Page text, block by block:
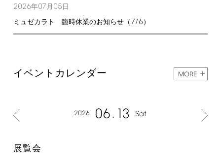
2026年07月 05日
ミュゼカラト 臨時休業のお知らせ（7/6）
イベントカレンダー MORE
2026 06 13 Sat
展覧会